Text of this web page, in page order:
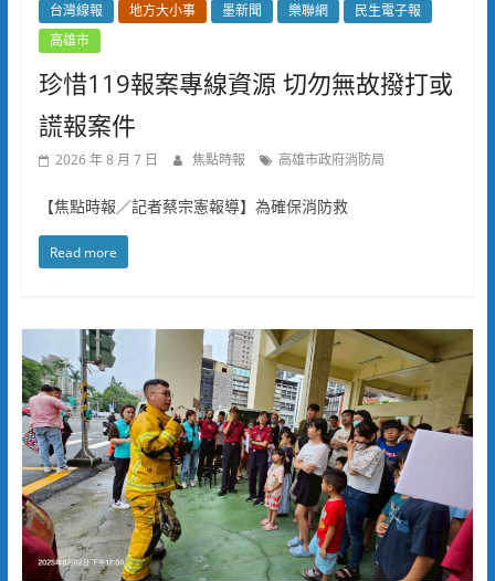
台灣線報 地方大小事 墨新聞 樂聯網
民生電子報
高雄市
珍惜119報案專線資源 切勿無故撥打或
謊報案件
2026 年 8 月 7 日 焦點時報 高雄市政府消防局
【焦點時報／記者蔡宗憲報導】為確保消防救
Read more